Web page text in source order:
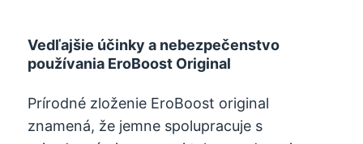
Vedľajšie účinky a nebezpečenstvo
používania EroBoost Original
Prírodné zloženie EroBoost original
znamená, že jemne spolupracuje s